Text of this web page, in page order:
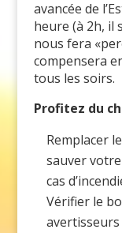
avancée de
heure (à 2h, il
nous fera
compensera
tous les soirs.
Profitez du
Remplacer
sauver
cas
Vérifier le
avertisseurs